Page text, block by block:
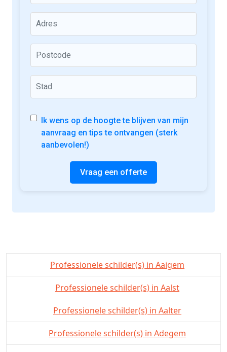
Ik wens op de hoogte te blijven van mijn
aanvraag en tips te ontvangen (sterk
aanbevolen!)
Vraag een offerte
Professionele schilder(s) in Aaigem
Professionele schilder(s) in Aalst
Professionele schilder(s) in Aalter
Professionele schilder(s) in Adegem